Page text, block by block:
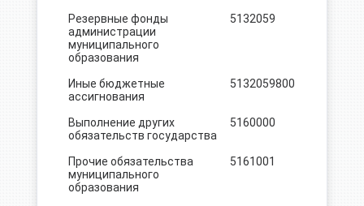
Резервные фонды
администрации
муниципального
образования
5132059
Иные бюджетные
ассигнования
5132059800
Выполнение других
обязательств государства
5160000
Прочие обязательства
муниципального
образования
5161001